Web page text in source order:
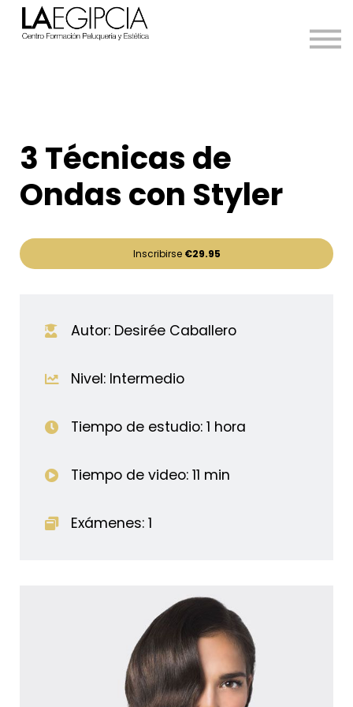
Accede
3 Técnicas de
Ondas con Styler
Inscribirse €29.95
Autor: Desirée Caballero
Nivel: Intermedio
Tiempo de estudio: 1 hora
Tiempo de video: 11 min
Exámenes: 1